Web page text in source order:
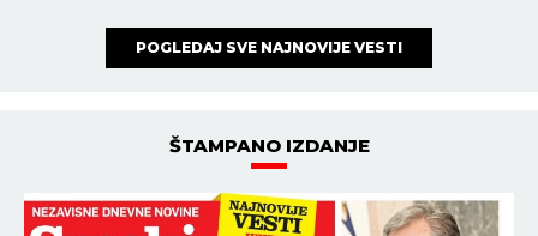
POGLEDAJ SVE NAJNOVIJE VESTI
ŠTAMPANO IZDANJE